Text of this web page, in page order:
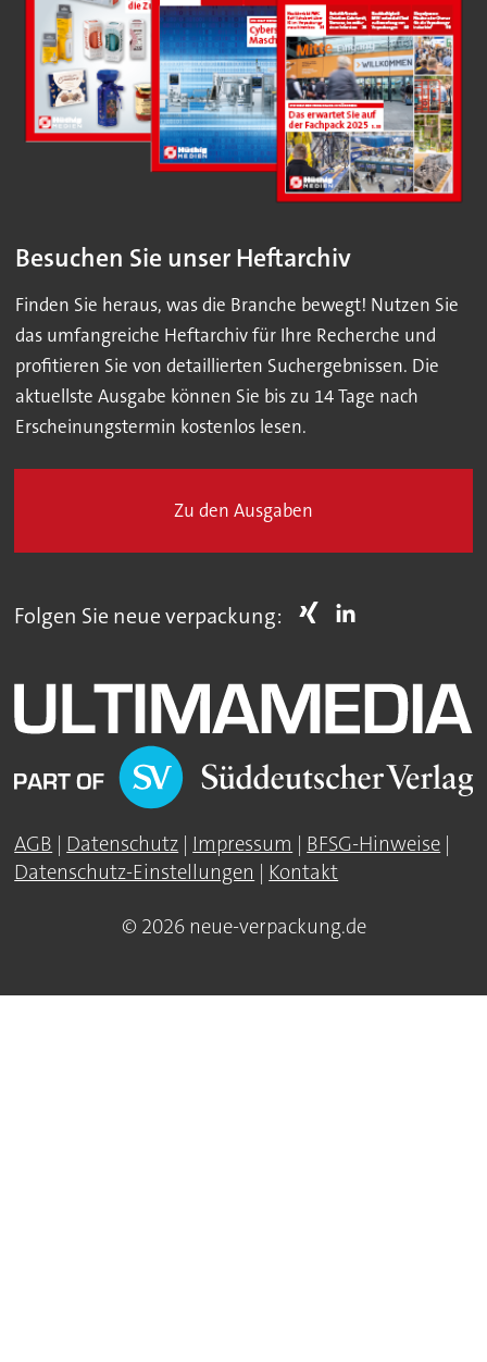
Besuchen Sie unser Heftarchiv
Finden Sie heraus, was die Branche bewegt! Nutzen Sie
das umfangreiche Heftarchiv für Ihre Recherche und
profitieren Sie von detaillierten Suchergebnissen. Die
aktuellste Ausgabe können Sie bis zu 14 Tage nach
Erscheinungstermin kostenlos lesen.
Zu den Ausgaben
Folgen Sie neue verpackung:
AGB | Datenschutz | Impressum | BFSG-Hinweise |
Datenschutz-Einstellungen | Kontakt
© 2026 neue-verpackung.de